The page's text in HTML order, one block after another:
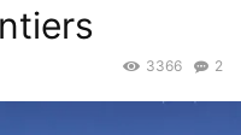
2
3366